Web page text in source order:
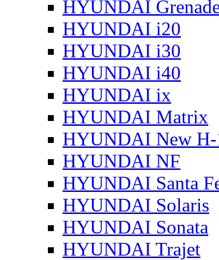
HYUNDAI
HYUNDAI i20
HYUNDAI i30
HYUNDAI i40
HYUNDAI ix
HYUNDAI Matrix
HYUNDAI New
HYUNDAI NF
HYUNDAI Santa
HYUNDAI Solaris
HYUNDAI Sonata
HYUNDAI Trajet